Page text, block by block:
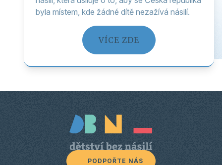
byla místem, kde žádné dítě nezažívá násilí.
VÍCE ZDE
PODPOŘTE NÁS